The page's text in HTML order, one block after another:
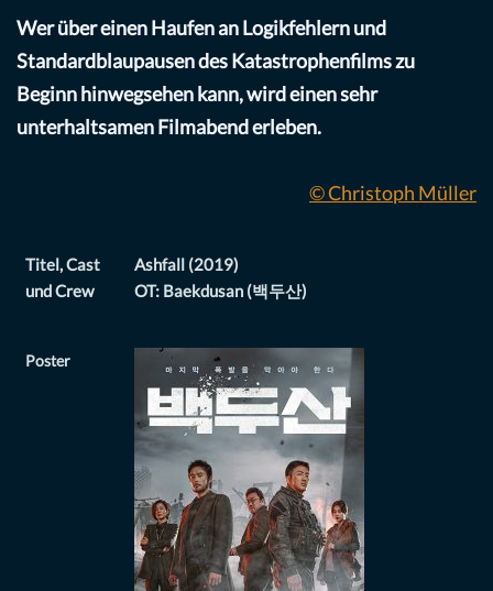
Wer über einen Haufen an Logikfehlern und
Standardblaupausen des Katastrophenfilms zu
Beginn hinwegsehen kann, wird einen sehr
unterhaltsamen Filmabend erleben.
© Christoph Müller
Titel, Cast
und Crew
Ashfall (2019)
OT: Baekdusan (백두산)
Poster